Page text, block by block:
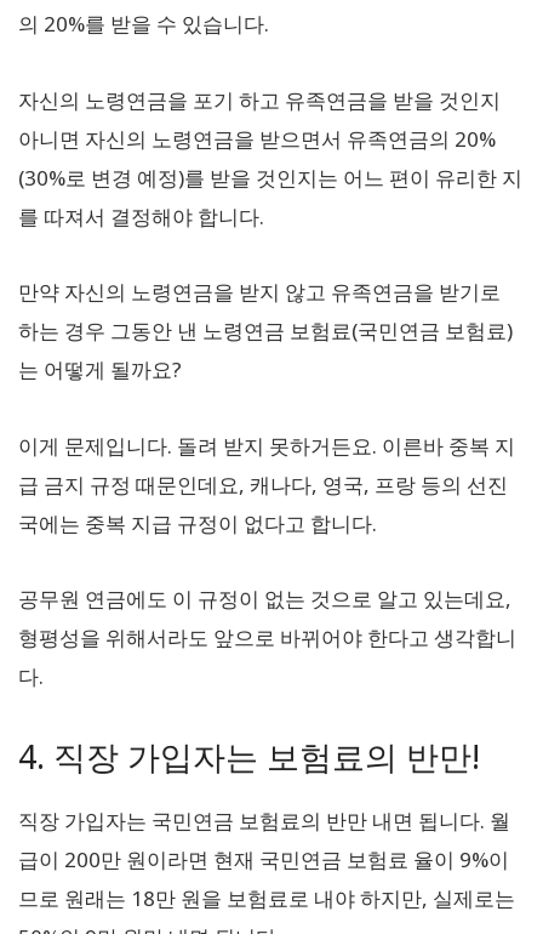
의 20%를 받을 수 있습니다.
자신의 노령연금을 포기 하고 유족연금을 받을 것인지
아니면 자신의 노령연금을 받으면서 유족연금의 20%
(30%로 변경 예정)를 받을 것인지는 어느 편이 유리한 지
를 따져서 결정해야 합니다.
만약 자신의 노령연금을 받지 않고 유족연금을 받기로
하는 경우 그동안 낸 노령연금 보험료(국민연금 보험료)
는 어떻게 될까요?
이게 문제입니다. 돌려 받지 못하거든요. 이른바 중복 지
급 금지 규정 때문인데요, 캐나다, 영국, 프랑 등의 선진
국에는 중복 지급 규정이 없다고 합니다.
공무원 연금에도 이 규정이 없는 것으로 알고 있는데요,
형평성을 위해서라도 앞으로 바뀌어야 한다고 생각합니
다.
4. 직장 가입자는 보험료의 반만!
직장 가입자는 국민연금 보험료의 반만 내면 됩니다. 월
급이 200만 원이라면 현재 국민연금 보험료 율이 9%이
므로 원래는 18만 원을 보험료로 내야 하지만, 실제로는